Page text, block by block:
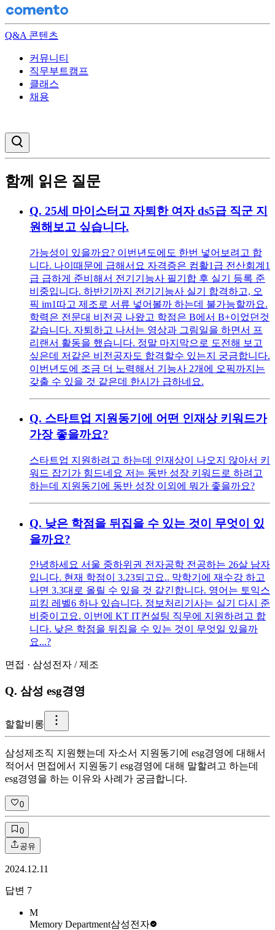
Q&A 콘텐츠
커뮤니티
직무부트캠프
클래스
채용
함께 읽은 질문
Q. 25세 마이스터고 자퇴한 여자 ds5급 직군 지
원해보고 싶습니다.
가능성이 있을까요? 이번년도에도 한번 넣어보려고 합
니다. 나이때문에 급해서요 자격증은 컴활1급 전산회계1
급 급하게 준비해서 전기기능사 필기합 후 실기 등록 준
비중입니다. 하반기까지 전기기능사 실기 합격하고, 오
픽 im1따고 제조로 서류 넣어볼까 하는데 불가능할까요.
학력은 전문대 비전공 나왔고 학점은 B에서 B+이었던것
같습니다. 자퇴하고 나서는 영상과 그림일을 하면서 프
리랜서 활동을 했습니다. 정말 마지막으로 도전해 보고
싶은데 저같은 비전공자도 합격할수 있는지 궁금합니다.
이번년도에 조금 더 노력해서 기능사 2개에 오픽까지는
갖출 수 있을 것 같은데 한시가 급하네요.
Q. 스타트업 지원동기에 어떤 인재상 키워드가
가장 좋을까요?
스타트업 지원하려고 하는데 인재상이 나오지 않아서 키
워드 잡기가 힘드네요 저는 동반 성장 키워드로 하려고
하는데 지원동기에 동반 성장 이외에 뭐가 좋을까요?
Q. 낮은 학점을 뒤집을 수 있는 것이 무엇이 있
을까요?
안녕하세요 서울 중하위권 전자공학 전공하는 26살 남자
입니다. 현재 학점이 3.23되고요.. 막학기에 재수강 하고
나면 3.3대로 올릴 수 있을 것 같긴합니다. 영어는 토익스
피킹 레벨6 하나 있습니다. 정보처리기사는 실기 다시 준
비중이고요. 이번에 KT IT컨설팅 직무에 지원하려고 합
니다. 낮은 학점을 뒤집을 수 있는 것이 무엇일 있을까
요...?
면접 · 삼성전자 /제조
Q. 삼성 esg경영
할할비롱
삼성제조직 지원했는데 자소서 지원동기에 esg경영에 대해서
적어서 면접에서 지원동기 esg경영에 대해 말할려고 하는데
esg경영을 하는 이유와 사례가 궁금합니다.
0
0
공유
2024.12.11
답변 7
M
Memory Department삼성전자